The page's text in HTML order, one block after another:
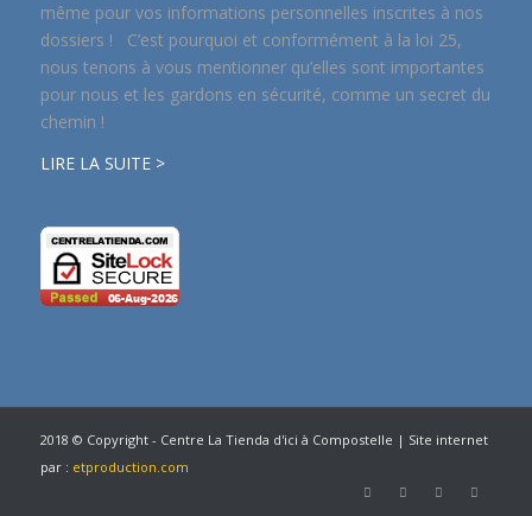
même pour vos informations personnelles inscrites à nos
dossiers ! C’est pourquoi et conformément à la loi 25,
nous tenons à vous mentionner qu’elles sont importantes
pour nous et les gardons en sécurité, comme un secret du
chemin !
LIRE LA SUITE >
2018 © Copyright - Centre La Tienda d'ici à Compostelle | Site internet
par : etproduction.com